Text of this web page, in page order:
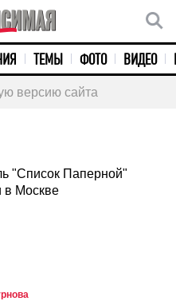
ТЕМЫ ФОТО ВИДЕО
версию сайта
"Список Паперной"
в Москве